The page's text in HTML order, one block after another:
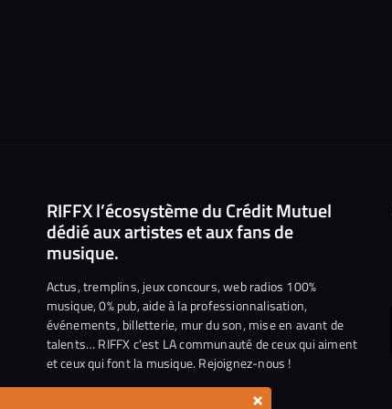
RIFFX l’écosystème du Crédit Mutuel
dédié aux artistes et aux fans de
musique.
Actus, tremplins, jeux concours, web radios 100%
musique, 0% pub, aide à la professionnalisation,
événements, billetterie, mur du son, mise en avant de
talents… RIFFX c’est LA communauté de ceux qui aiment
et ceux qui font la musique. Rejoignez-nous !
×